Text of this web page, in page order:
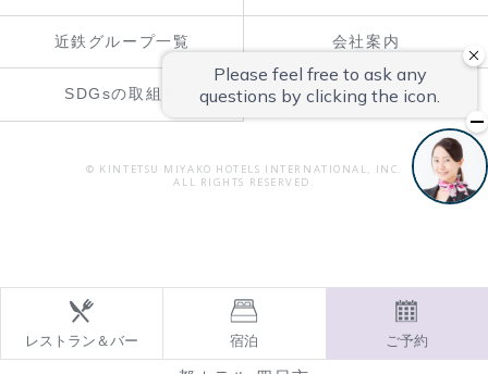
近鉄グループ一覧 会社案内
SDGsの取組み
© KINTETSU MIYAKO HOTELS INTERNATIONAL, INC.
ALL RIGHTS RESERVED.
レストラン＆バー 宿泊 ご予約